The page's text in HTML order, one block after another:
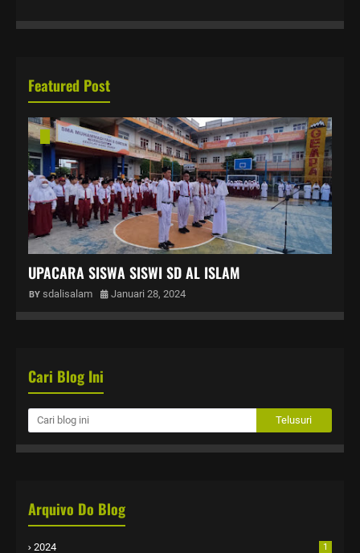
Featured Post
UPACARA SISWA SISWI SD AL ISLAM
sdalisalam Januari 28, 2024
Cari Blog Ini
Arquivo Do Blog
2024 1